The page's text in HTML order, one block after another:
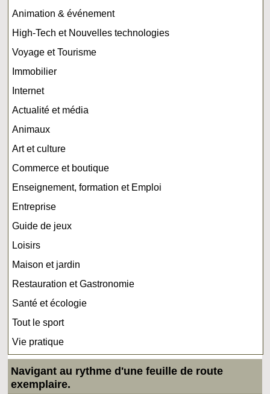
Animation & événement
High-Tech et Nouvelles technologies
Voyage et Tourisme
Immobilier
Internet
Actualité et média
Animaux
Art et culture
Commerce et boutique
Enseignement, formation et Emploi
Entreprise
Guide de jeux
Loisirs
Maison et jardin
Restauration et Gastronomie
Santé et écologie
Tout le sport
Vie pratique
Navigant au rythme d'une feuille de route
exemplaire.